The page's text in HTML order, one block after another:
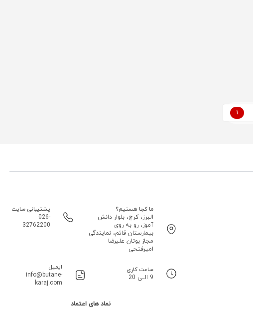
1
ما کجا هستیم؟
البرز، کرج، بلوار دانش
آموز، رو به روی
بیمارستان قائم، نمایندگی
مجاز بوتان علیرضا
امیرفتحی
پشتیبانی سایت
026-
32762200
ساعت کاری
9 الــی 20
ایمیل
info@butane-
karaj.com
نماد های اعتماد